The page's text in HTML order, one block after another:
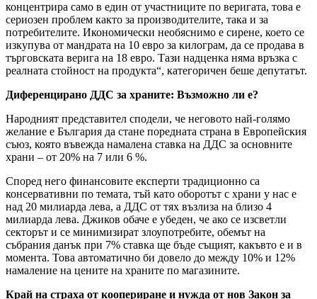
концентрира само в един от участниците по веригата, това е
сериозен проблем както за производителите, така и за
потребителите. Икономически необяснимо е сирене, което се
изкупува от мандрата на 10 евро за килограм, да се продава в
търговската верига на 18 евро. Тази надценка няма връзка с
реалната стойност на продукта“, категоричен беше депутатът.
Диференцирано ДДС за храните: Възможно ли е?
Народният представител сподели, че неговото най-голямо
желание е България да стане поредната страна в Европейския
съюз, която въвежда намалена ставка на ДДС за основните
храни – от 20% на 7 или 6 %.
Според него финансовите експерти традиционно са
консервативни по темата, тъй като оборотът с храни у нас е
над 20 милиарда лева, а ДДС от тях възлиза на близо 4
милиарда лева. Джиков обаче е убеден, че ако се изсветли
секторът и се минимизират злоупотребите, обемът на
събрания данък при 7% ставка ще бъде същият, какъвто е и в
момента. Това автоматично би довело до между 10% и 12%
намаление на цените на храните по магазините.
Край на страха от коопериране и нужда от нов Закон за